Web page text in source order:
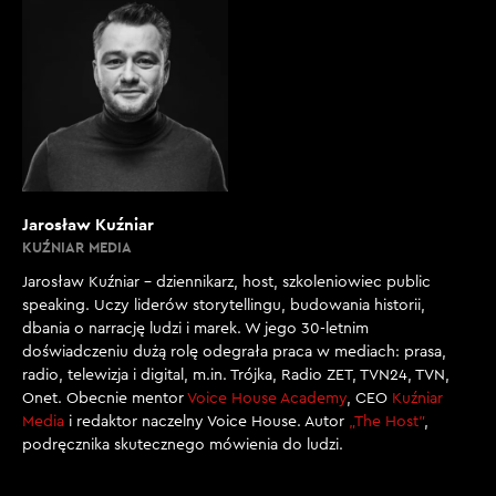
Jarosław Kuźniar
KUŹNIAR MEDIA
Jarosław Kuźniar – dziennikarz, host, szkoleniowiec public
speaking. Uczy liderów storytellingu, budowania historii,
dbania o narrację ludzi i marek. W jego 30-letnim
doświadczeniu dużą rolę odegrała praca w mediach: prasa,
radio, telewizja i digital, m.in. Trójka, Radio ZET, TVN24, TVN,
Onet. Obecnie mentor Voice House Academy, CEO Kuźniar
Media i redaktor naczelny Voice House. Autor „The Host”,
podręcznika skutecznego mówienia do ludzi.